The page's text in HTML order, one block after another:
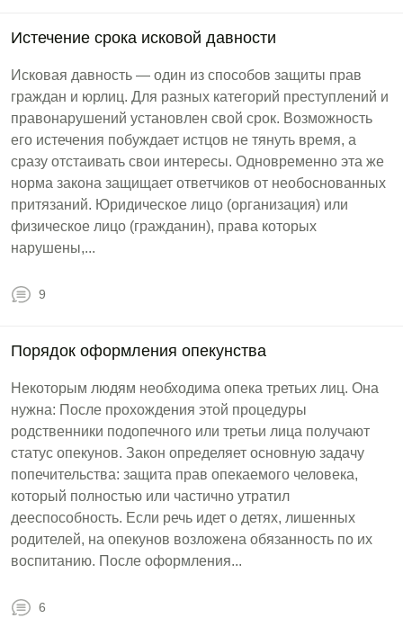
Истечение срока исковой давности
Исковая давность — один из способов защиты прав
граждан и юрлиц. Для разных категорий преступлений и
правонарушений установлен свой срок. Возможность
его истечения побуждает истцов не тянуть время, а
сразу отстаивать свои интересы. Одновременно эта же
норма закона защищает ответчиков от необоснованных
притязаний. Юридическое лицо (организация) или
физическое лицо (гражданин), права которых
нарушены,...
9
Порядок оформления опекунства
Некоторым людям необходима опека третьих лиц. Она
нужна: После прохождения этой процедуры
родственники подопечного или третьи лица получают
статус опекунов. Закон определяет основную задачу
попечительства: защита прав опекаемого человека,
который полностью или частично утратил
дееспособность. Если речь идет о детях, лишенных
родителей, на опекунов возложена обязанность по их
воспитанию. После оформления...
6